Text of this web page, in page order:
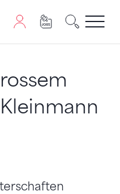
JavaScript benötigt.